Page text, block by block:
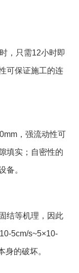
，只需12小时即
可保证施工的连
，强流动性可
填实；自密性的
备。
结等机理，因此
5cm/s~5×10-
身的破坏。